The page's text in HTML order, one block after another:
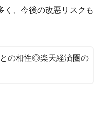
く、今後の改悪リスクも
の相性◎楽天経済圏の